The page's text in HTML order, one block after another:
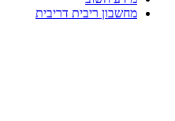
מחשבון ריבית דריבית